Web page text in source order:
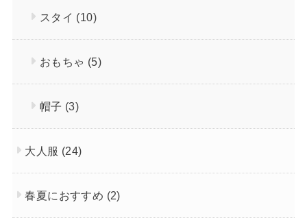
スタイ (10)
おもちゃ (5)
帽子 (3)
大人服 (24)
春夏におすすめ (2)